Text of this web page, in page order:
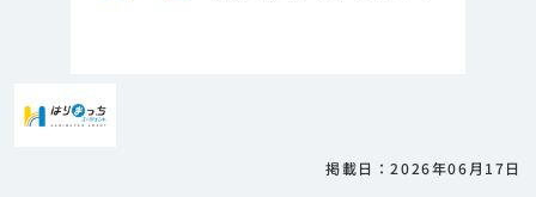
掲載日：2026年06月17日